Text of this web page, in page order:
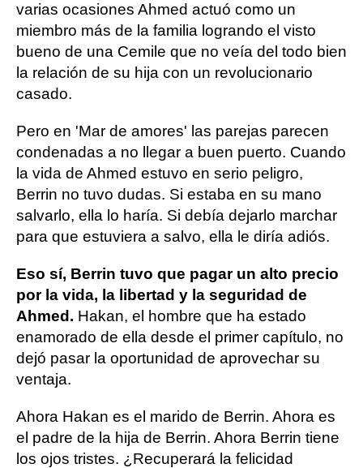
varias ocasiones Ahmed actuó como un
miembro más de la familia logrando el visto
bueno de una Cemile que no veía del todo bien
la relación de su hija con un revolucionario
casado.
Pero en 'Mar de amores' las parejas parecen
condenadas a no llegar a buen puerto. Cuando
la vida de Ahmed estuvo en serio peligro,
Berrin no tuvo dudas. Si estaba en su mano
salvarlo, ella lo haría. Si debía dejarlo marchar
para que estuviera a salvo, ella le diría adiós.
Eso sí, Berrin tuvo que pagar un alto precio
por la vida, la libertad y la seguridad de
Ahmed. Hakan, el hombre que ha estado
enamorado de ella desde el primer capítulo, no
dejó pasar la oportunidad de aprovechar su
ventaja.
Ahora Hakan es el marido de Berrin. Ahora es
el padre de la hija de Berrin. Ahora Berrin tiene
los ojos tristes. ¿Recuperará la felicidad